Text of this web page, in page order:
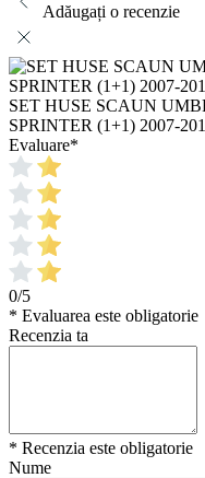
Adăugați o recenzie
SET HUSE SCAUN
SPRINTER (1+1) 2007-
Evaluare*
0/5
* Evaluarea este obligatorie
Recenzia ta
* Recenzia este obligatorie
Nume